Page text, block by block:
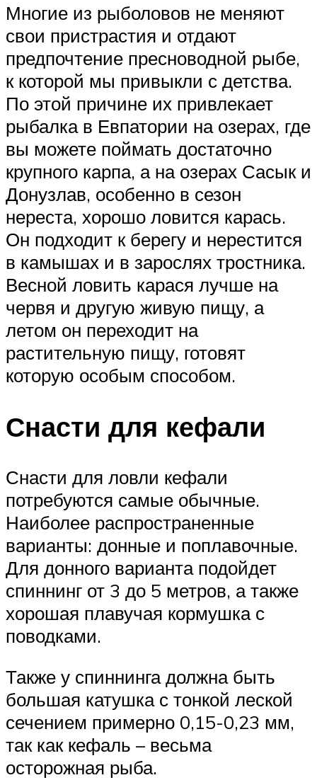
Многие из рыболовов не меняют
свои пристрастия и отдают
предпочтение пресноводной рыбе,
к которой мы привыкли с детства.
По этой причине их привлекает
рыбалка в Евпатории на озерах, где
вы можете поймать достаточно
крупного карпа, а на озерах Сасык и
Донузлав, особенно в сезон
нереста, хорошо ловится карась.
Он подходит к берегу и нерестится
в камышах и в зарослях тростника.
Весной ловить карася лучше на
червя и другую живую пищу, а
летом он переходит на
растительную пищу, готовят
которую особым способом.
Снасти для кефали
Снасти для ловли кефали
потребуются самые обычные.
Наиболее распространенные
варианты: донные и поплавочные.
Для донного варианта подойдет
спиннинг от 3 до 5 метров, а также
хорошая плавучая кормушка с
поводками.
Также у спиннинга должна быть
большая катушка с тонкой леской
сечением примерно 0,15-0,23 мм,
так как кефаль – весьма
осторожная рыба.